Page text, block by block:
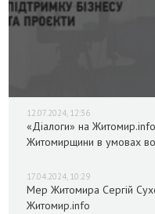
12.07.2024, 12:36
«Діалоги» на
Житомирщини в умовах
17.04.2024, 10:29
Мер Житомира Сергій
Житомир.info